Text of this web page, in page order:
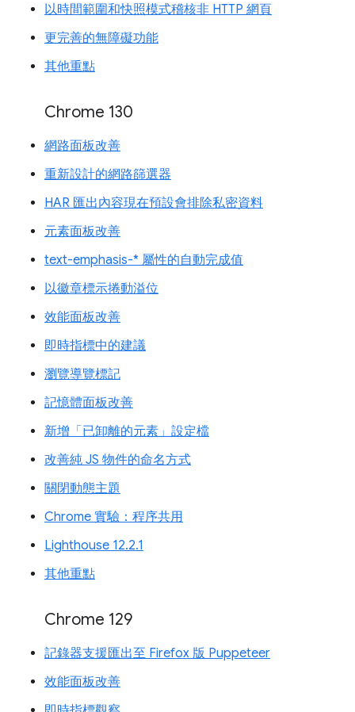
以時間範圍和快照模式稽核非 HTTP 網頁
更完善的無障礙功能
其他重點
Chrome 130
網路面板改善
重新設計的網路篩選器
HAR 匯出內容現在預設會排除私密資料
元素面板改善
text-emphasis-* 屬性的自動完成值
以徽章標示捲動溢位
效能面板改善
即時指標中的建議
瀏覽導覽標記
記憶體面板改善
新增「已卸離的元素」設定檔
改善純 JS 物件的命名方式
關閉動態主題
Chrome 實驗：程序共用
Lighthouse 12.2.1
其他重點
Chrome 129
記錄器支援匯出至 Firefox 版 Puppeteer
效能面板改善